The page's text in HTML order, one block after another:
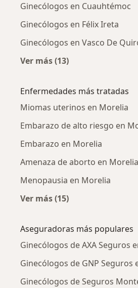
Ginecólogos en Cuauhtémoc
Ginecólogos en Félix Ireta
Ginecólogos en Vasco De
Ver más (13)
Enfermedades más tratadas
Miomas uterinos en Morelia
Embarazo de alto riesgo en
Embarazo en Morelia
Amenaza de aborto en Morelia
Menopausia en Morelia
Ver más (15)
Aseguradoras más populares
Ginecólogos de AXA Seguros
Ginecólogos de GNP Seguros
Ginecólogos de Seguros